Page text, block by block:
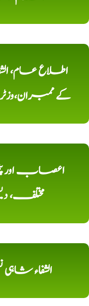
اطلاع عام،
کے
اعصاب اور
مختلف،
الشفاء